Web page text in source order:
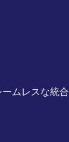
ムレスな統合